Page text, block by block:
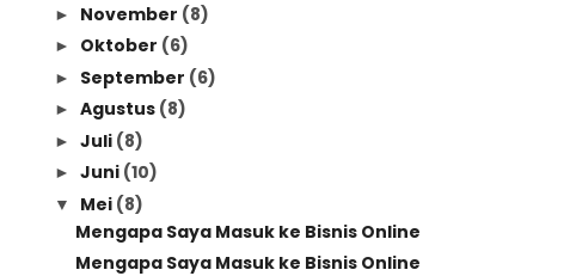
► November (8)
► Oktober (6)
► September (6)
► Agustus (8)
► Juli (8)
► Juni (10)
▼ Mei (8)
Mengapa Saya Masuk ke Bisnis Online
Mengapa Saya Masuk ke Bisnis Online